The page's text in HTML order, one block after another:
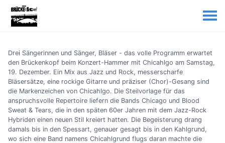
Drei Sängerinnen und Sänger, Bläser - das volle Programm erwartet
den Brückenkopf beim Konzert-Hammer mit Chicahlgo am Samstag,
19. Dezember. Ein Mix aus Jazz und Rock, messerscharfe
Bläsersätze, eine rockige Gitarre und präziser (Chor)-Gesang sind
die Markenzeichen von Chicahlgo. Die Steilvorlage für das
anspruchsvolle Repertoire liefern die Bands Chicago und Blood
Sweat & Tears, die in den späten 60er Jahren mit dem Jazz-Rock
Hybriden einen neuen Stil kreiert hatten. Die Begeisterung drang
damals bis in den Spessart, genauer gesagt bis in den Kahlgrund,
wo sich eine Band namens Chicahlgrund flugs daran machte die